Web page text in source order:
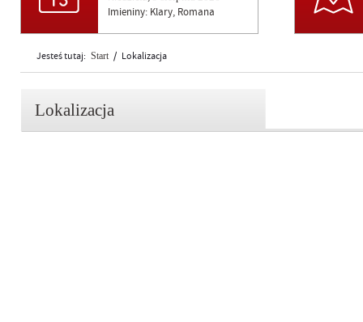
Imieniny: Klary, Romana
Jesteś tutaj: Start / Lokalizacja
Lokalizacja